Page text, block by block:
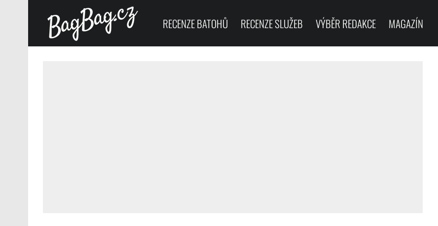
RECENZE BATOHŮ RECENZE SLUŽEB VÝBĚR REDAKCE MAGAZÍN